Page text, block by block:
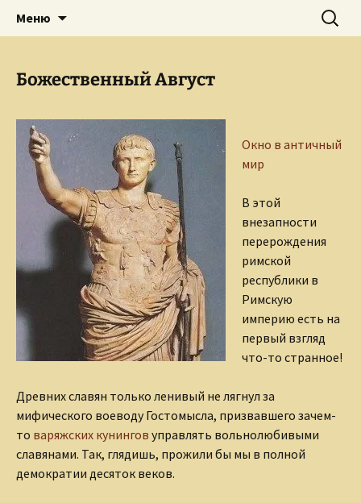
Сайт Ольги Грибановой
Творческое пространство писателя,
поэта, публициста, литературоведа
Меню Найти:
Божественный Август
Окно в античный
мир
В этой
внезапности
перерождения
римской
республики в
Римскую
империю есть на
первый взгляд
что-то странное!
Древних славян только ленивый не лягнул за
мифического воеводу Гостомысла, призвавшего зачем-
то варяжских кунингов управлять вольнолюбивыми
славянами. Так, глядишь, прожили бы мы в полной
демократии десяток веков.